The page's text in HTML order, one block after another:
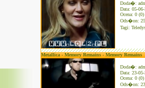
Doda�:
Data: 05-
Ocena: 0 (0)
Ods�on:
Tagi:
Metallica - Memory Remains - Memory Remains
Doda�:
Data: 23-
Ocena: 0 (0)
Ods�on: